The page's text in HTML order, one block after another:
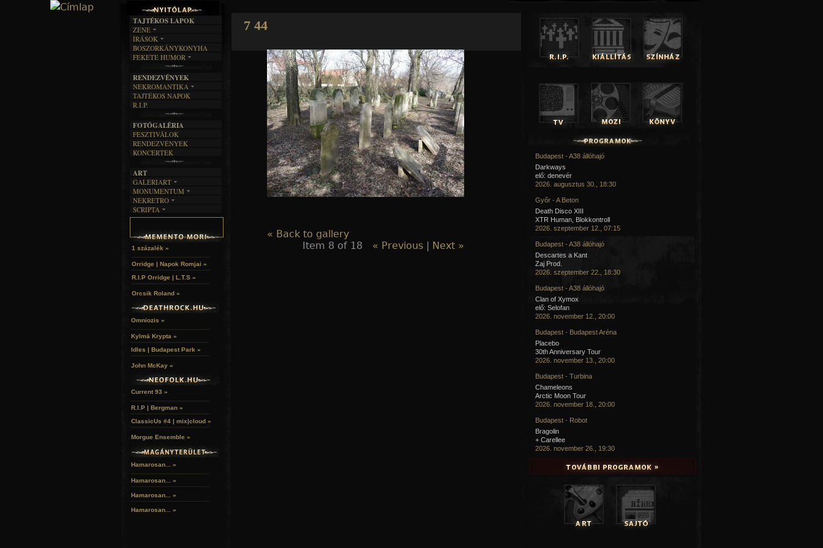
7 44
« Back to gallery
Item 8 of 18
« Previous| Next »
TAJTÉKOS LAPOK
ZENE
EGYÜTTESEK
INTERJÚK
FORDÍTÁSOK
DALSZÖVEGEK
ÍRÁSOK
IRODALOM
FILM
MŰVÉSZET
ÍRÁSTÖRTÉNET
BOSZORKÁNYKONYHA
FEKETE HUMOR
SZÖVEGES
RENDEZVÉNYEK
NEKROMANTIKA
AKTUÁLIS
A MÚLT
TAJTÉKOS NAPOK
R.I.P.
FOTÓGALÉRIA
FESZTIVÁLOK
RENDEZVÉNYEK
KONCERTEK
ART
GALERIART
ARTGALERI
KÉPREGÉNYEK
LAKÁSKULTS
MONUMENTUM
TEMETŐK
TEMPLOMOK
HELYEK
NEKRETRO
SZUBKULT
RELIKVIÁK
SCRIPTA
NOVELLÁK
HALÁLTÁNC
1 százalék »
Orridge | Napok Romjai »
R.I.P Orridge | L.T.S »
Orcsik Roland »
Omniozis »
Kylmä Krypta »
Idles | Budapest Park »
John McKay »
Current 93 »
R.I.P | Bergman »
ClassicUs #4 | mix|cloud »
Morgue Ensemble »
Hamarosan... »
Hamarosan... »
Hamarosan... »
Hamarosan... »
Budapest - A38 állóhajó
Darkways
elő: denevér
2026. augusztus 30., 18:30
Győr - A Beton
Death Disco XIII
XTR Human, Blokkontroll
2026. szeptember 12., 07:15
Budapest - A38 állóhajó
Descartes a Kant
Zaj Prod.
2026. szeptember 22., 18:30
Budapest - A38 állóhajó
Clan of Xymox
elő: Selofan
2026. november 12., 20:00
Budapest - Budapest Aréna
Placebo
30th Anniversary Tour
2026. november 13., 20:00
Budapest - Turbina
Chameleons
Arctic Moon Tour
2026. november 18., 20:00
Budapest - Robot
Bragolin
+ Carellee
2026. november 26., 19:30